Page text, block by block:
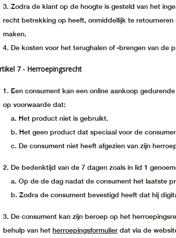
Zodra de klant op de hoogte is gesteld van het
recht betrekking op heeft, onmiddellijk te
maken.
De kosten voor het terughalen of -brengen van de
7 - Herroepingsrecht
Een consument kan een online aankoop
op voorwaarde dat:
Het product niet is gebruikt.
Het geen product dat speciaal voor de
De consument niet heeft afgezien van zijn
De bedenktijd van de 7 dagen zoals in lid 1
Op de de dag nadat de consument het laatste
Zodra de consument bevestigd heeft dat hij
De consument kan zijn beroep op het
behulp van het herroepingsformulier dat via de